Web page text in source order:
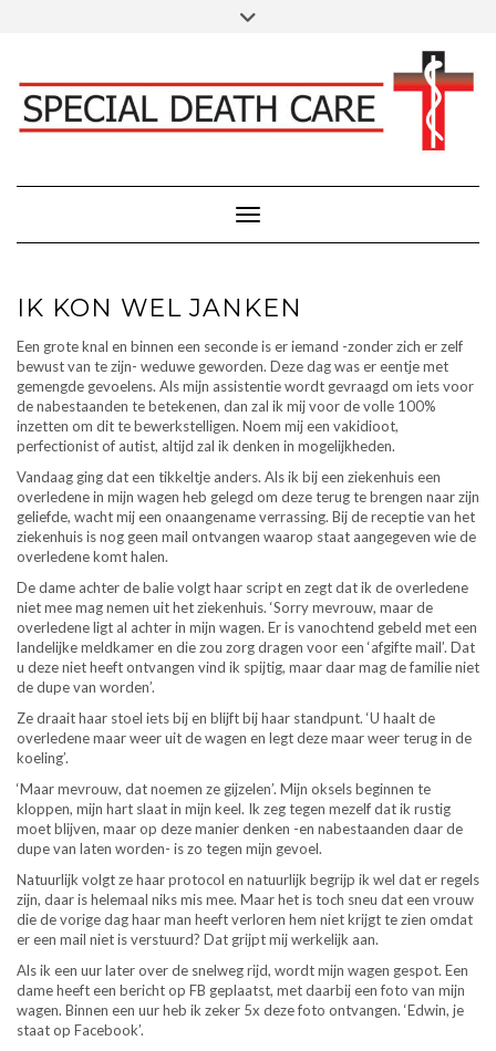
Klik hier voor Donaties - Schenkingen
Toggle navigatie
IK KON WEL JANKEN
Een grote knal en binnen een seconde is er iemand -zonder zich er zelf
bewust van te zijn- weduwe geworden. Deze dag was er eentje met
gemengde gevoelens. Als mijn assistentie wordt gevraagd om iets voor
de nabestaanden te betekenen, dan zal ik mij voor de volle 100%
inzetten om dit te bewerkstelligen. Noem mij een vakidioot,
perfectionist of autist, altijd zal ik denken in mogelijkheden.
Vandaag ging dat een tikkeltje anders. Als ik bij een ziekenhuis een
overledene in mijn wagen heb gelegd om deze terug te brengen naar zijn
geliefde, wacht mij een onaangename verrassing. Bij de receptie van het
ziekenhuis is nog geen mail ontvangen waarop staat aangegeven wie de
overledene komt halen.
De dame achter de balie volgt haar script en zegt dat ik de overledene
niet mee mag nemen uit het ziekenhuis. ‘Sorry mevrouw, maar de
overledene ligt al achter in mijn wagen. Er is vanochtend gebeld met een
landelijke meldkamer en die zou zorg dragen voor een ‘afgifte mail’. Dat
u deze niet heeft ontvangen vind ik spijtig, maar daar mag de familie niet
de dupe van worden’.
Ze draait haar stoel iets bij en blijft bij haar standpunt. ‘U haalt de
overledene maar weer uit de wagen en legt deze maar weer terug in de
koeling’.
‘Maar mevrouw, dat noemen ze gijzelen’. Mijn oksels beginnen te
kloppen, mijn hart slaat in mijn keel. Ik zeg tegen mezelf dat ik rustig
moet blijven, maar op deze manier denken -en nabestaanden daar de
dupe van laten worden- is zo tegen mijn gevoel.
Natuurlijk volgt ze haar protocol en natuurlijk begrijp ik wel dat er regels
zijn, daar is helemaal niks mis mee. Maar het is toch sneu dat een vrouw
die de vorige dag haar man heeft verloren hem niet krijgt te zien omdat
er een mail niet is verstuurd? Dat grijpt mij werkelijk aan.
Als ik een uur later over de snelweg rijd, wordt mijn wagen gespot. Een
dame heeft een bericht op FB geplaatst, met daarbij een foto van mijn
wagen. Binnen een uur heb ik zeker 5x deze foto ontvangen. ‘Edwin, je
staat op Facebook’.